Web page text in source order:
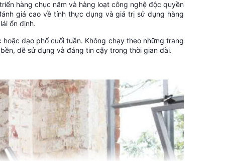
hàng chục năm và hàng loạt công nghệ độc quyền
giá cao về tính thực dụng và giá trị sử dụng hàng
ổn định.
dạo phố cuối tuần. Không chạy theo những trang
dễ sử dụng và đáng tin cậy trong thời gian dài.